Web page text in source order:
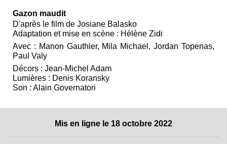
Gazon maudit
D'après le film de Josiane Balasko
Adaptation et mise en scène : Hélène Zidi
Avec : Manon Gauthier, Mila Michael, Jordan Topenas,
Paul Valy
Décors : Jean-Michel Adam
Lumières : Denis Koransky
Son : Alain Governatori
Mis en ligne le 18 octobre 2022